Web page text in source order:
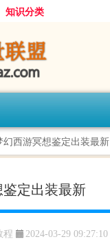
知识分类
幻西游冥想鉴定出装最新
定出装最新
程 2024-03-29 09:27:10